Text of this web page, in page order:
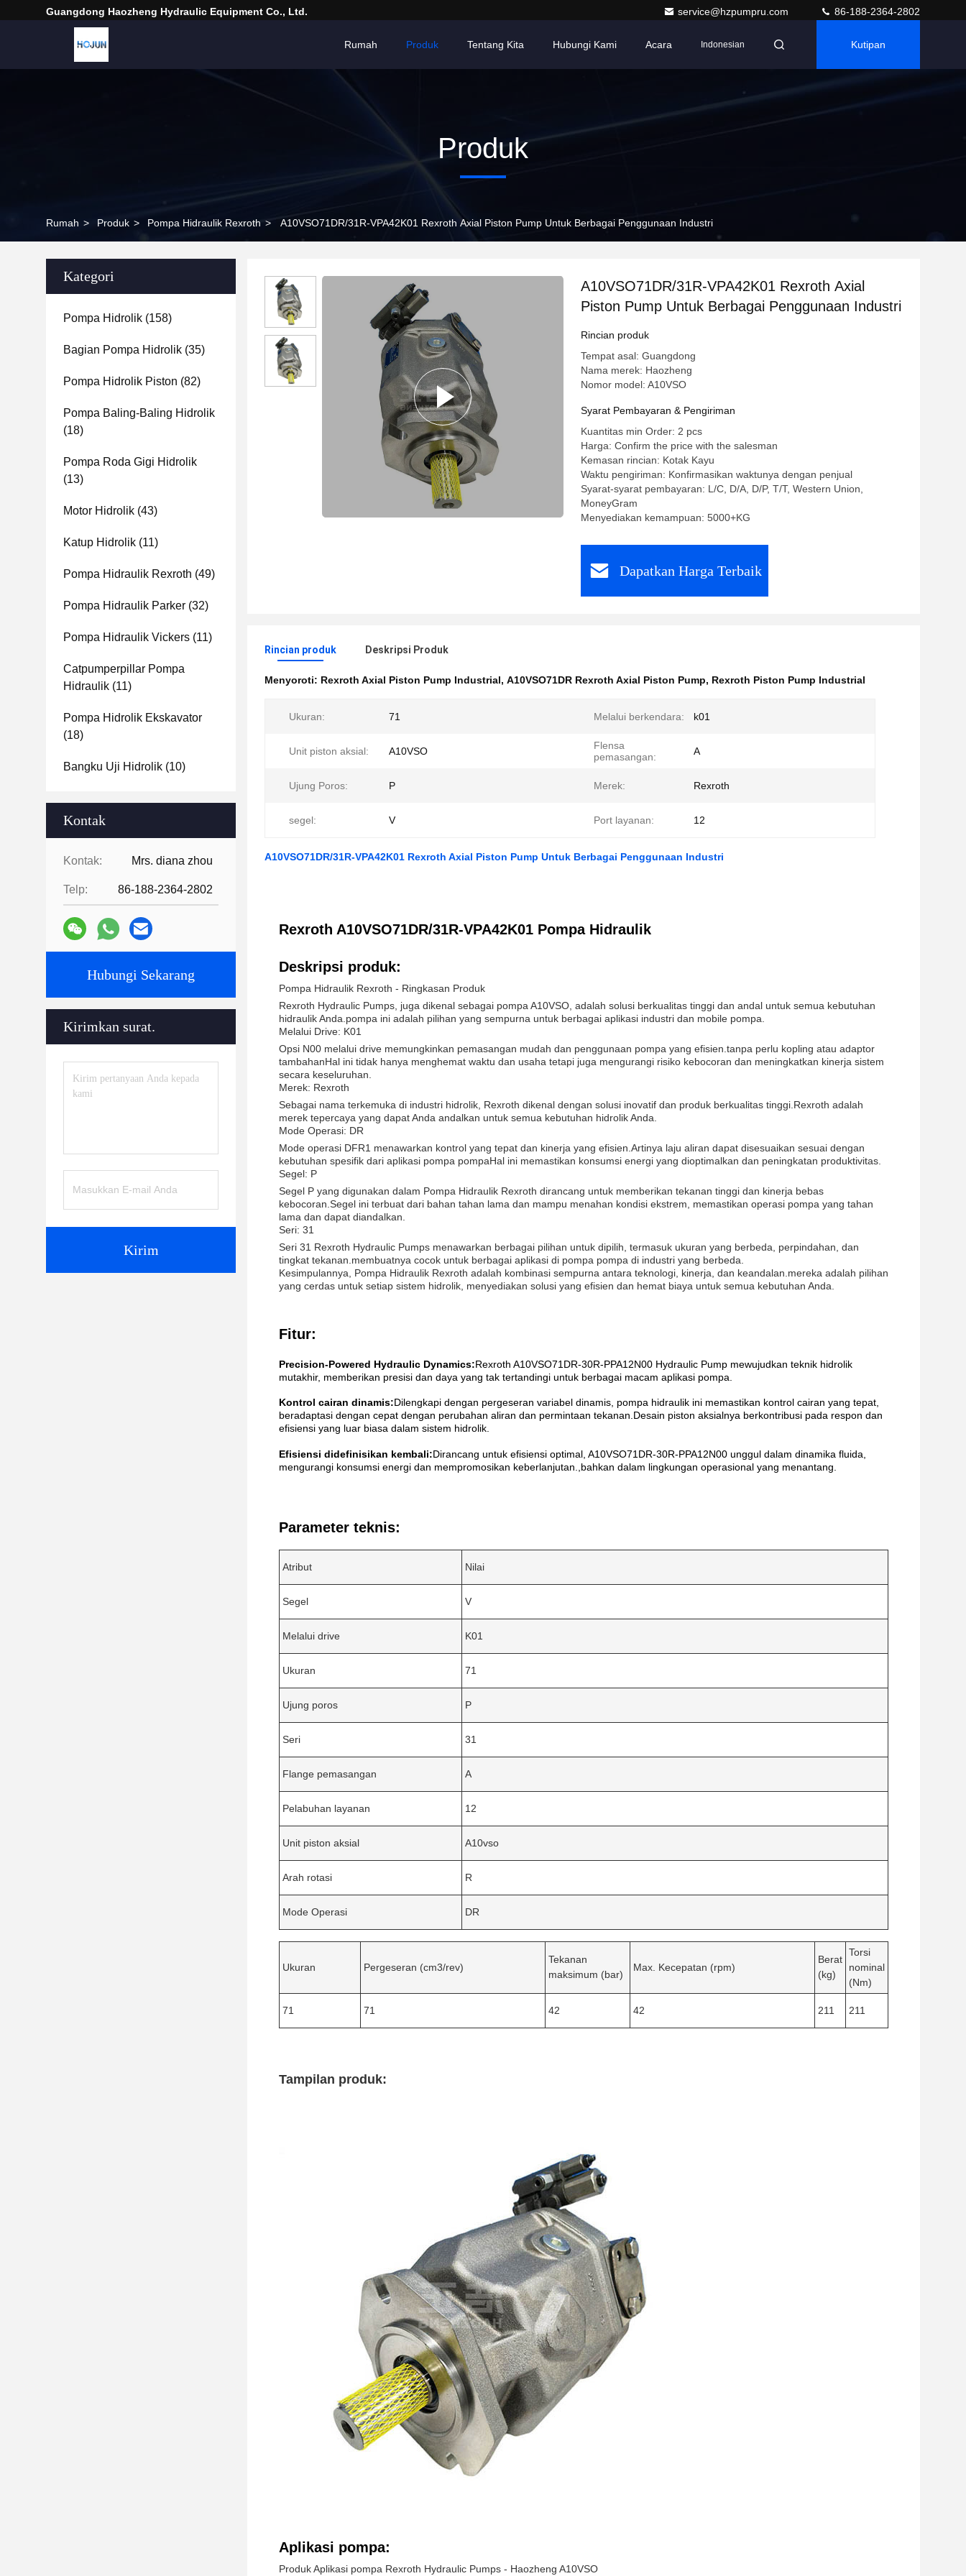
Guangdong Haozheng Hydraulic Equipment Co., Ltd. service@hzpumpru.com 86-188-2364-2802
Rumah Produk Tentang Kita Hubungi Kami Acara Indonesian Kutipan
Produk
Rumah > Produk > Pompa Hidraulik Rexroth > A10VSO71DR/31R-VPA42K01 Rexroth Axial Piston Pump Untuk Berbagai Penggunaan Industri
Kategori
Pompa Hidrolik (158)
Bagian Pompa Hidrolik (35)
Pompa Hidrolik Piston (82)
Pompa Baling-Baling Hidrolik
(18)
Pompa Roda Gigi Hidrolik
(13)
Motor Hidrolik (43)
Katup Hidrolik (11)
Pompa Hidraulik Rexroth (49)
Pompa Hidraulik Parker (32)
Pompa Hidraulik Vickers (11)
Catpumperpillar Pompa
Hidraulik (11)
Pompa Hidrolik Ekskavator
(18)
Bangku Uji Hidrolik (10)
Kontak
Kontak: Mrs. diana zhou
Telp: 86-188-2364-2802
Hubungi Sekarang
Kirimkan surat.
Kirim
A10VSO71DR/31R-VPA42K01 Rexroth Axial
Piston Pump Untuk Berbagai Penggunaan Industri
Rincian produk
Tempat asal: Guangdong
Nama merek: Haozheng
Nomor model: A10VSO
Syarat Pembayaran & Pengiriman
Kuantitas min Order: 2 pcs
Harga: Confirm the price with the salesman
Kemasan rincian: Kotak Kayu
Waktu pengiriman: Konfirmasikan waktunya dengan penjual
Syarat-syarat pembayaran: L/C, D/A, D/P, T/T, Western Union,
MoneyGram
Menyediakan kemampuan: 5000+KG
Dapatkan Harga Terbaik
Rincian produk Deskripsi Produk
Menyoroti: Rexroth Axial Piston Pump Industrial, A10VSO71DR Rexroth Axial Piston Pump, Rexroth Piston Pump Industrial
Ukuran: 71 Melalui berkendara: k01
Unit piston aksial: A10VSO
Flensa
pemasangan:
A
Ujung Poros: P Merek: Rexroth
segel: V Port layanan: 12
A10VSO71DR/31R-VPA42K01 Rexroth Axial Piston Pump Untuk Berbagai Penggunaan Industri
Rexroth A10VSO71DR/31R-VPA42K01 Pompa Hidraulik
Deskripsi produk:
Pompa Hidraulik Rexroth - Ringkasan Produk
Rexroth Hydraulic Pumps, juga dikenal sebagai pompa A10VSO, adalah solusi berkualitas tinggi dan andal untuk semua kebutuhan
hidraulik Anda.pompa ini adalah pilihan yang sempurna untuk berbagai aplikasi industri dan mobile pompa.
Melalui Drive: K01
Opsi N00 melalui drive memungkinkan pemasangan mudah dan penggunaan pompa yang efisien.tanpa perlu kopling atau adaptor
tambahanHal ini tidak hanya menghemat waktu dan usaha tetapi juga mengurangi risiko kebocoran dan meningkatkan kinerja sistem
secara keseluruhan.
Merek: Rexroth
Sebagai nama terkemuka di industri hidrolik, Rexroth dikenal dengan solusi inovatif dan produk berkualitas tinggi.Rexroth adalah
merek tepercaya yang dapat Anda andalkan untuk semua kebutuhan hidrolik Anda.
Mode Operasi: DR
Mode operasi DFR1 menawarkan kontrol yang tepat dan kinerja yang efisien.Artinya laju aliran dapat disesuaikan sesuai dengan
kebutuhan spesifik dari aplikasi pompa pompaHal ini memastikan konsumsi energi yang dioptimalkan dan peningkatan produktivitas.
Segel: P
Segel P yang digunakan dalam Pompa Hidraulik Rexroth dirancang untuk memberikan tekanan tinggi dan kinerja bebas
kebocoran.Segel ini terbuat dari bahan tahan lama dan mampu menahan kondisi ekstrem, memastikan operasi pompa yang tahan
lama dan dapat diandalkan.
Seri: 31
Seri 31 Rexroth Hydraulic Pumps menawarkan berbagai pilihan untuk dipilih, termasuk ukuran yang berbeda, perpindahan, dan
tingkat tekanan.membuatnya cocok untuk berbagai aplikasi di pompa pompa di industri yang berbeda.
Kesimpulannya, Pompa Hidraulik Rexroth adalah kombinasi sempurna antara teknologi, kinerja, dan keandalan.mereka adalah pilihan
yang cerdas untuk setiap sistem hidrolik, menyediakan solusi yang efisien dan hemat biaya untuk semua kebutuhan Anda.
Fitur:
Precision-Powered Hydraulic Dynamics:Rexroth A10VSO71DR-30R-PPA12N00 Hydraulic Pump mewujudkan teknik hidrolik
mutakhir, memberikan presisi dan daya yang tak tertandingi untuk berbagai macam aplikasi pompa.
Kontrol cairan dinamis:Dilengkapi dengan pergeseran variabel dinamis, pompa hidraulik ini memastikan kontrol cairan yang tepat,
beradaptasi dengan cepat dengan perubahan aliran dan permintaan tekanan.Desain piston aksialnya berkontribusi pada respon dan
efisiensi yang luar biasa dalam sistem hidrolik.
Efisiensi didefinisikan kembali:Dirancang untuk efisiensi optimal, A10VSO71DR-30R-PPA12N00 unggul dalam dinamika fluida,
mengurangi konsumsi energi dan mempromosikan keberlanjutan.,bahkan dalam lingkungan operasional yang menantang.
Parameter teknis:
Atribut Nilai
Segel V
Melalui drive K01
Ukuran 71
Ujung poros P
Seri 31
Flange pemasangan A
Pelabuhan layanan 12
Unit piston aksial A10vso
Arah rotasi R
Mode Operasi DR
Ukuran Pergeseran (cm3/rev)
Tekanan
maksimum (bar)
Max. Kecepatan (rpm)
Berat
(kg)
Torsi
nominal
(Nm)
71 71 42 42 211 211
Tampilan produk:
Aplikasi pompa:
Produk Aplikasi pompa Rexroth Hydraulic Pumps - Haozheng A10VSO